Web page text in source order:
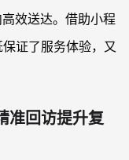
效送达。借助小程
证了服务体验，又
准回访提升复